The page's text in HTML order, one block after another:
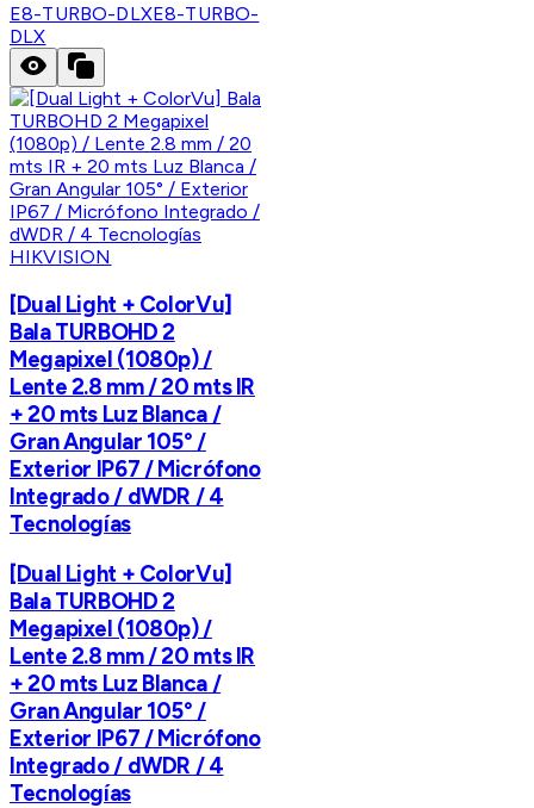
E8-TURBO-DLXE8-TURBO-
DLX
HIKVISION
[Dual Light + ColorVu]
Bala TURBOHD 2
Megapixel (1080p) /
Lente 2.8 mm / 20 mts IR
+ 20 mts Luz Blanca /
Gran Angular 105° /
Exterior IP67 / Micrófono
Integrado / dWDR / 4
Tecnologías
[Dual Light + ColorVu]
Bala TURBOHD 2
Megapixel (1080p) /
Lente 2.8 mm / 20 mts IR
+ 20 mts Luz Blanca /
Gran Angular 105° /
Exterior IP67 / Micrófono
Integrado / dWDR / 4
Tecnologías